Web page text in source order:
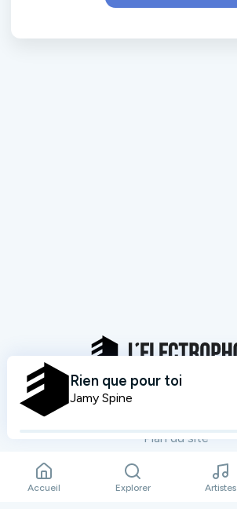
Mentions légales
Plan du site
Rien que pour toi
Jamy Spine
Accueil Explorer Artistes